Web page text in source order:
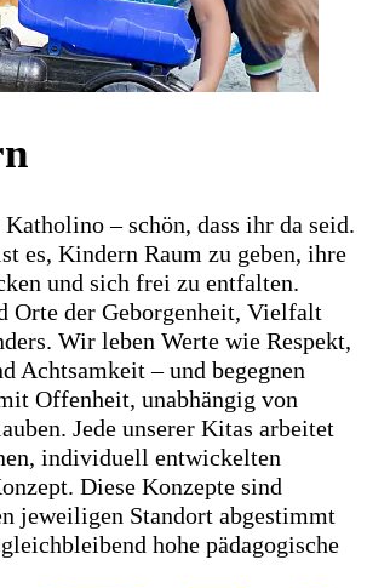
– schön, dass ihr da seid.
es, Kindern Raum zu geben, ihre
und sich frei zu entfalten.
Orte der Geborgenheit, Vielfalt
Wir leben Werte wie Respekt,
Achtsamkeit – und begegnen
Offenheit, unabhängig von
Jede unserer Kitas arbeitet
individuell entwickelten
Diese Konzepte sind
jeweiligen Standort abgestimmt
hohe pädagogische